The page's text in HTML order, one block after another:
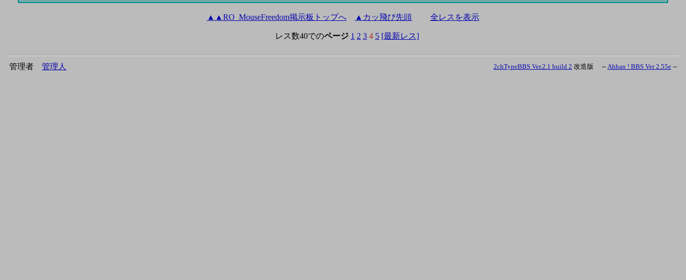
▲ ▲ RO_MouseFreedom掲示板トップへ ▲カッ飛び先頭 全レスを表示
レス数40でのページ 1 2 3 4 5 [最新レス]
管理者 管理人 2chTypeBBS Ver.2.1 build 2 改造版 -- Ahhan ! BBS Ver 2.55e --